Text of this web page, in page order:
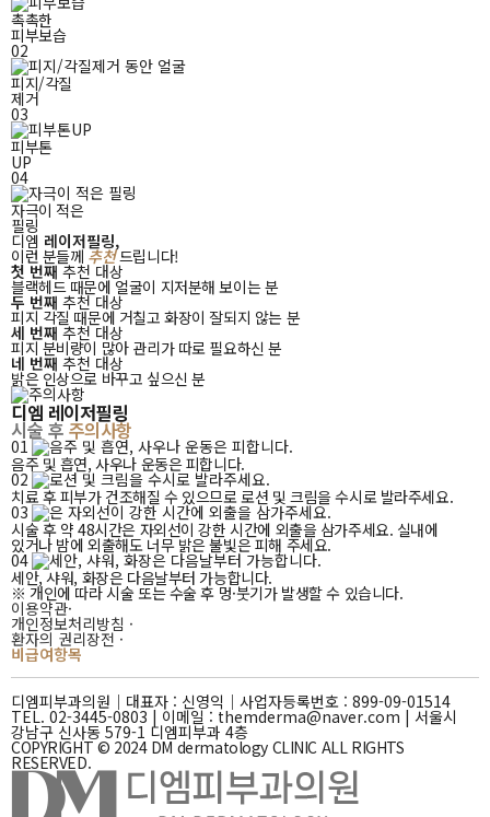
촉촉한
피부보습
02
피지/각질
제거
03
피부톤
UP
04
자극이 적은
필링
디엠
레이저필링
이러한
분들께
추천
드립니다!
디엠 레이저필링,
이런 분들께 추천드립니다!
첫 번째추천 대상
블랙헤드 때문에 얼굴이 지저분해 보이는 분
두 번째 추천 대상
피지 각질 때문에 거칠고 화장이 잘되지 않는 분
세 번째추천 대상
피지 분비량이 많아 관리가 따로 필요하신 분
네 번째 추천 대상
밝은 인상으로 바꾸고 싶으신 분
디엠 레이저필링
시술 후 주의사항
01
음주 및 흡연, 사우나 운동은 피합니다.
02
치료 후 피부가 건조해질 수 있으므로 로션 및 크림을 수시로 발라주세요.
03
시술 후 약 48시간은 자외선이 강한 시간에 외출을 삼가주세요. 실내에
있거나 밤에 외출해도 너무 밝은 불빛은 피해 주세요.
04
세안, 샤워, 화장은 다음날부터 가능합니다.
※ 개인에 따라 시술 또는 수술 후 멍·붓기가 발생할 수 있습니다.
이용약관·
개인정보처리방침 ·
환자의 권리장전 ·
비급여항목
디엠피부과의원｜ 대표자 : 신영익｜ 사업자등록번호 : 899-09-01514
TEL. 02-3445-0803 | 이메일 : themderma@naver.com | 서울시
강남구 신사동 579-1 디엠피부과 4층
COPYRIGHT © 2024 DM dermatology CLINIC ALL RIGHTS
RESERVED.